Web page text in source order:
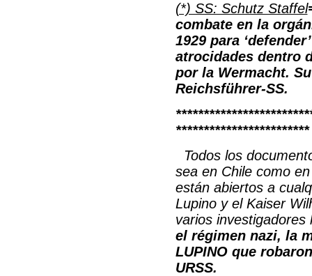
(*) SS: Schutz Staffel
combate en la
1929 para
atrocidades dentro
por la Wermacht.
Reichsführer-SS.
************************
Todos los
sea en Chile como
están abiertos a
Lupino y el Kaiser
varios
el régimen nazi, la
LUPINO que
URSS.